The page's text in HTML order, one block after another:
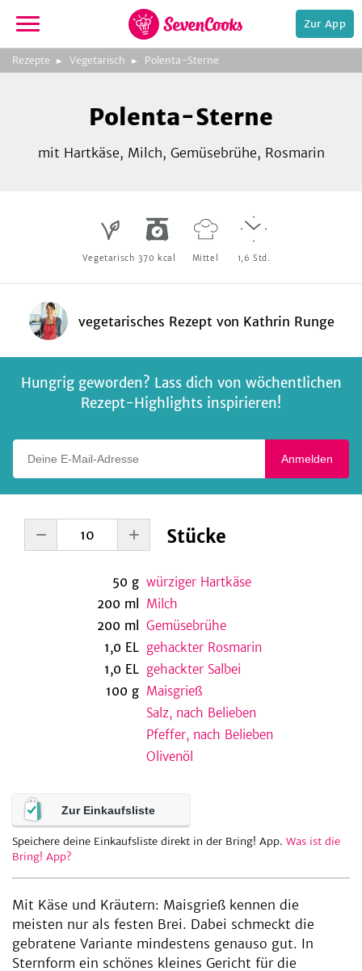
zur
Startseite
Zur App
Rezepte Vegetarisch Polenta-Sterne
Polenta-Sterne
mit Hartkäse, Milch, Gemüsebrühe, Rosmarin
Vegetarisch 370 kcal Mittel 1,6 Std.
vegetarisches Rezeptvon Kathrin Runge
Hungrig geworden? Lass dich von wöchentlichen
Rezept-Highlights inspirieren!
Anmelden
Stücke
50 g würziger Hartkäse
200 ml
Milch
200 ml
Gemüsebrühe
1,0 EL gehackter Rosmarin
1,0 EL gehackter Salbei
100 g Maisgrieß
Salz, nach Belieben
Pfeffer, nach Belieben
Olivenöl
Zur Einkaufsliste
Speichere deine Einkaufsliste direkt in der Bring! App. Was ist die
Bring! App?
Mit Käse und Kräutern: Maisgrieß kennen die
meisten nur als festen Brei. Dabei schmeckt die
gebratene Variante mindestens genauso gut. In
Sternform ein schönes kleines Gericht für die